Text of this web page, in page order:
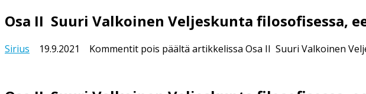
Osa II Suuri Valkoinen Veljeskunta filosofisessa,
Sirius 19.9.2021 Kommentit pois päältä artikkelissa Osa II Suuri Valkoinen